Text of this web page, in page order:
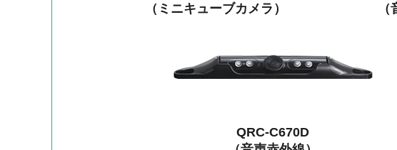
（ミニキューブカメラ）
QRC-C670D